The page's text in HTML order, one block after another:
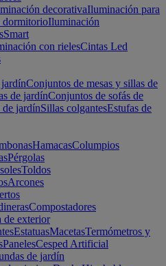
decorativaIluminación para
dormitorioIluminación
Smart
con rielesCintas Led
jardínConjuntos de mesas y sillas de
de jardínConjuntos de sofás de
de jardínSillas colgantesEstufas de
HamacasColumpios
Pérgolas
Toldos
Arcones
Compostadores
de exterior
EstatuasMacetasTermómetros y
PanelesCesped Artificial
de jardín